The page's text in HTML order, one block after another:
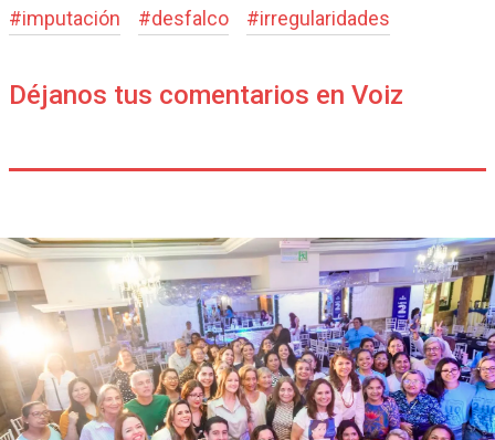
#imputación #desfalco #irregularidades
Déjanos tus comentarios en Voiz